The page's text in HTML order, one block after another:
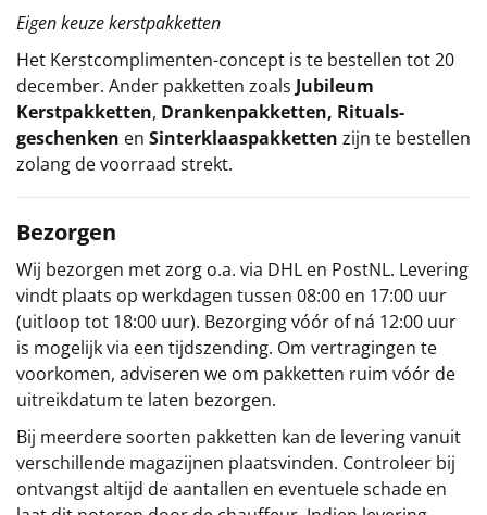
Eigen keuze kerstpakketten
Het Kerstcomplimenten-concept is te bestellen tot 20
december. Ander pakketten zoals Jubileum
Kerstpakketten, Drankenpakketten, Rituals-
geschenken en Sinterklaaspakketten zijn te bestellen
zolang de voorraad strekt.
Bezorgen
Wij bezorgen met zorg o.a. via DHL en PostNL. Levering
vindt plaats op werkdagen tussen 08:00 en 17:00 uur
(uitloop tot 18:00 uur). Bezorging vóór of ná 12:00 uur
is mogelijk via een tijdszending. Om vertragingen te
voorkomen, adviseren we om pakketten ruim vóór de
uitreikdatum te laten bezorgen.
Bij meerdere soorten pakketten kan de levering vanuit
verschillende magazijnen plaatsvinden. Controleer bij
ontvangst altijd de aantallen en eventuele schade en